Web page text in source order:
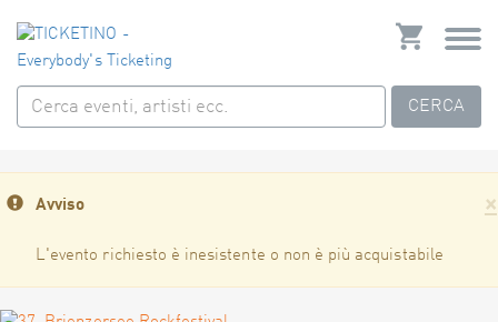
CERCA
×
Avviso
L'evento richiesto è inesistente o non è più acquistabile